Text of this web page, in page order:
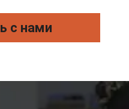
с нами